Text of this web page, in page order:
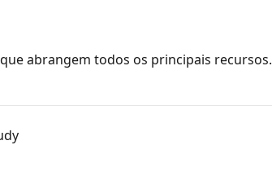
abrangem todos os principais recursos.